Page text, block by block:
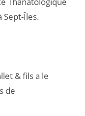
Sept-Îles.
& fils a le
de